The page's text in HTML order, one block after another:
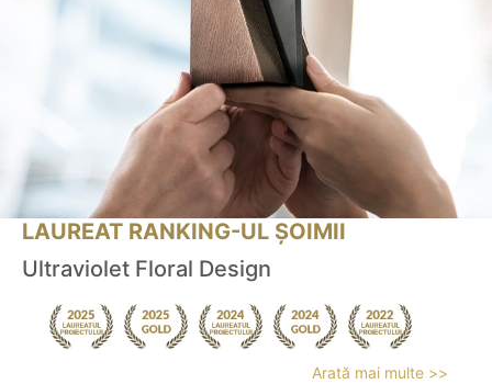
LAUREAT RANKING-UL ȘOIMII
Ultraviolet Floral Design
Arată mai multe >>